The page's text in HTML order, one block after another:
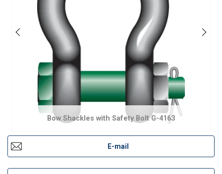
Bow Shackles with Safety Bolt G-4163
E-mail